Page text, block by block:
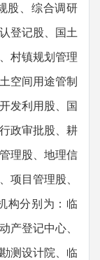
股、综合调研
登记股、国土
村镇规划管理
空间用途管制
发利用股、国
政审批股、耕
理股、地理信
项目管理股、
构分别为：临
产登记中心、
测设计院、临